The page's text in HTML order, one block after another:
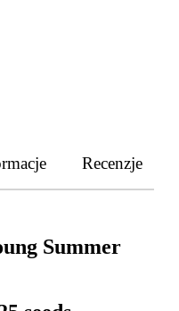
Recenzje
Summer